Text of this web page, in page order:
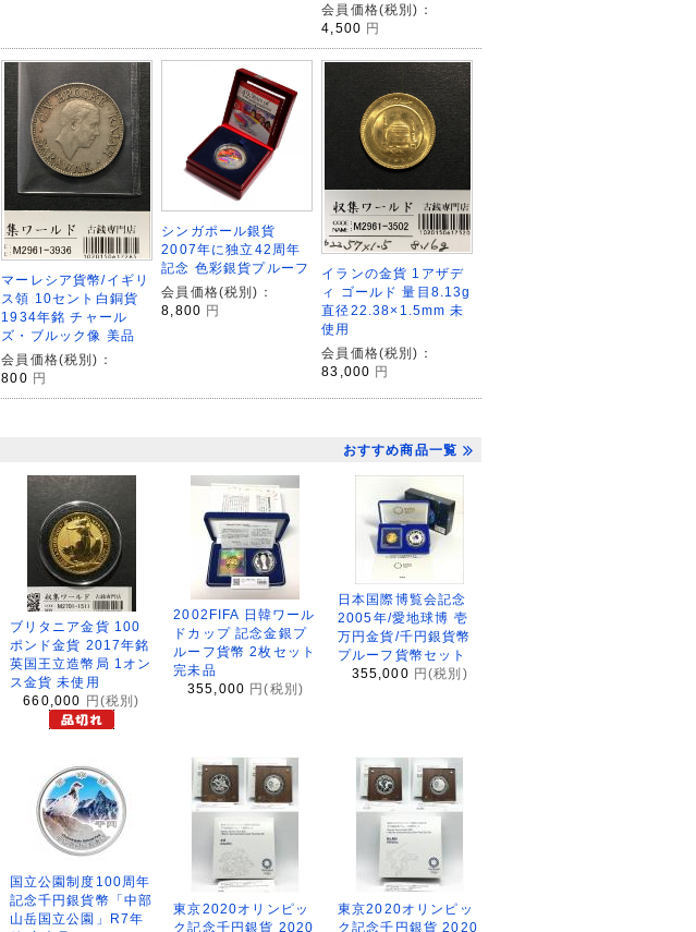
会員価格(税別)：
4,500 円
マーレシア貨幣/イギリ
ス領 10セント白銅貨
1934年銘 チャール
ズ・ブルック像 美品
会員価格(税別)：
800 円
シンガポール銀貨
2007年に独立42周年
記念 色彩銀貨プルーフ
会員価格(税別)：
8,800 円
イランの金貨 1アザデ
ィ ゴールド 量目8.13g
直径22.38×1.5mm 未
使用
会員価格(税別)：
83,000 円
おすすめ商品一覧
ブリタニア金貨 100
ポンド金貨 2017年銘
英国王立造幣局 1オン
ス金貨 未使用
660,000 円(税別)
2002FIFA 日韓ワール
ドカップ 記念金銀プ
ルーフ貨幣 2枚セット
完未品
355,000 円(税別)
日本国際博覧会記念
2005年/愛地球博 壱
万円金貨/千円銀貨幣
プルーフ貨幣セット
355,000 円(税別)
国立公園制度100周年
記念千円銀貨幣「中部
山岳国立公園」R7年
東京2020オリンピッ
ク記念千円銀貨 2020
東京2020オリンピッ
ク記念千円銀貨 2020